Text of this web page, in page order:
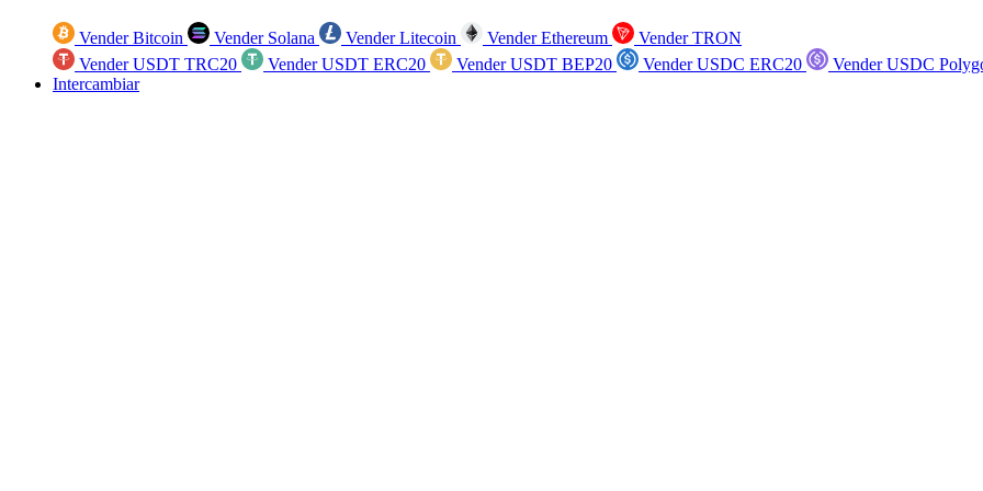
Vender Bitcoin Vender Solana Vender Litecoin Vender Ethereum
Vender TRON
Vender USDT TRC20
Vender USDT ERC20 Vender USDT BEP20 Vender USDC ERC20
Vender USDC
Intercambiar